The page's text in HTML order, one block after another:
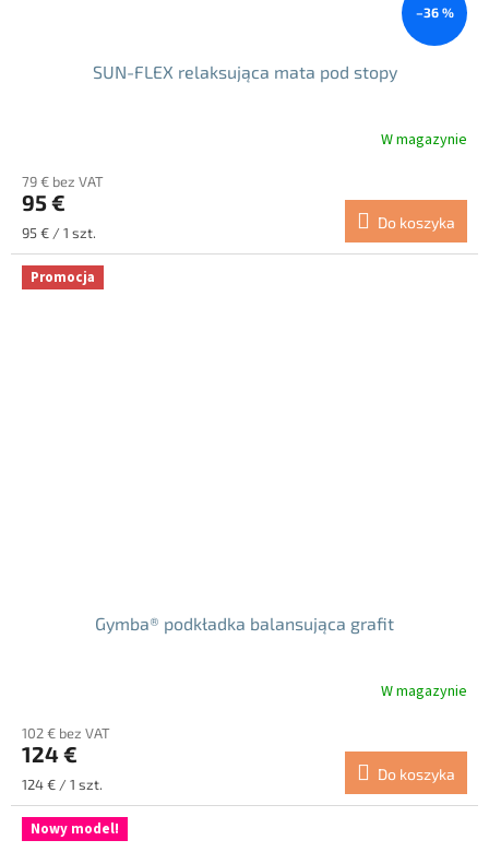
–36 %
SUN-FLEX relaksująca mata pod stopy
produktu
wynosi
5.0
na
5
gwiazdek.
W magazynie
79 € bez VAT
95 €
Cena
jednostkowa:
95 € / 1 szt.
Do koszyka
Promocja
Gymba® podkładka balansująca grafit
produktu
wynosi
5.0
5
gwiazdek.
W magazynie
102 € bez VAT
124 €
Cena
jednostkowa:
124 € / 1 szt.
Do koszyka
Nowy model!